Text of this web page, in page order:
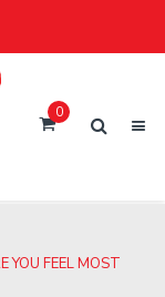
0
YOU FEEL MOST